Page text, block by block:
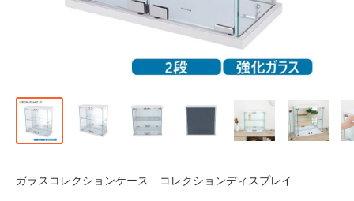
ガラスコレクションケース コレクションディスプレイ